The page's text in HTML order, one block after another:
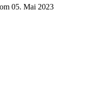
05. Mai 2023